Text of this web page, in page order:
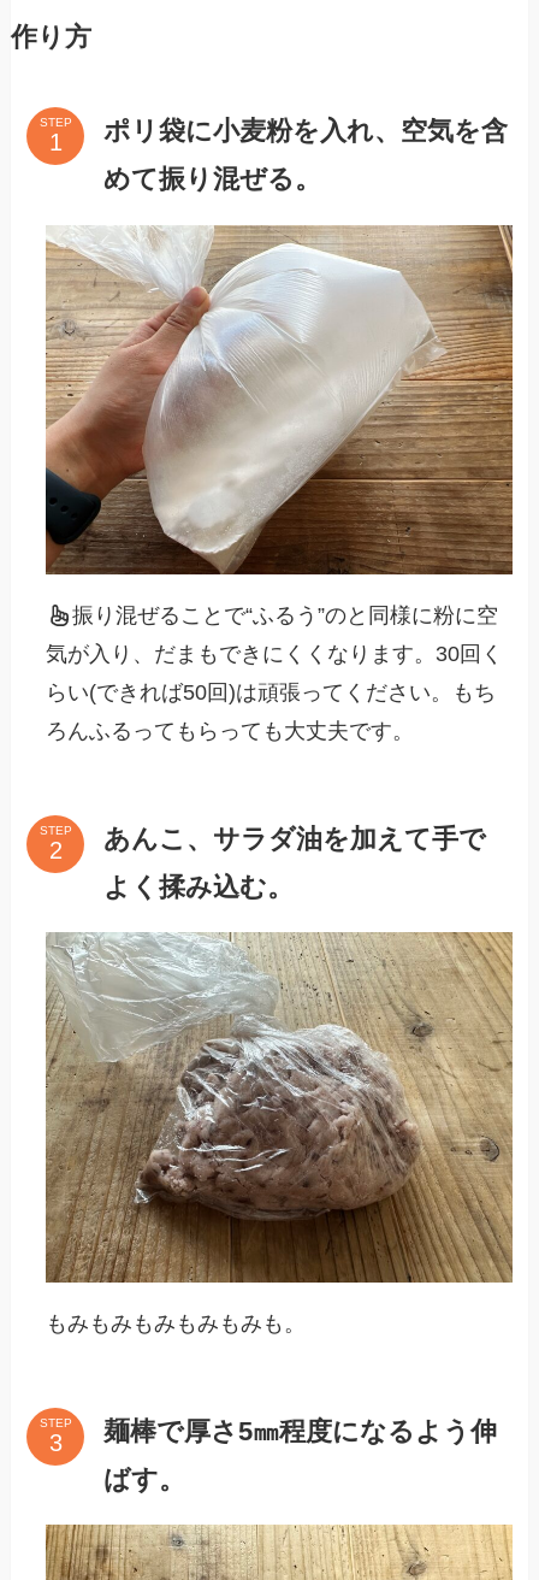
作り方
STEP
ポリ袋に小麦粉を入れ、空気を含
めて振り混ぜる。
振り混ぜることで“ふるう”のと同様に粉に空
気が入り、だまもできにくくなります。30回く
らい(できれば50回)は頑張ってください。もち
ろんふるってもらっても大丈夫です。
STEP
あんこ、サラダ油を加えて手で
よく揉み込む。
もみもみもみもみもみも。
STEP
麺棒で厚さ5㎜程度になるよう伸
ばす。